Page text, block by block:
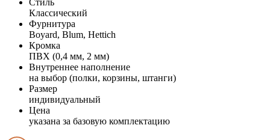
Классический
Фурнитура
Boyard, Blum, Hettich
Кромка
ПВХ (0,4 мм, 2 мм)
Внутреннее наполнение
на выбор (полки, корзины, штанги)
Размер
индивидуальный
Цена
указана за базовую комплектацию